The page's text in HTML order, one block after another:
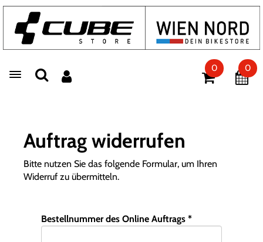
Toggle navigation
0 0
Auftrag widerrufen
Bitte nutzen Sie das folgende Formular, um Ihren
Widerruf zu übermitteln.
Bestellnummer des Online Auftrags *